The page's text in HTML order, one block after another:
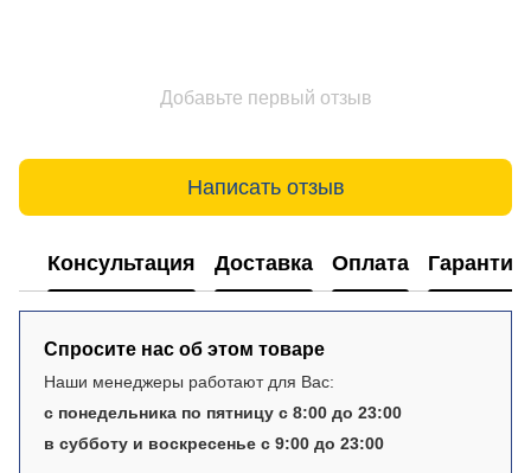
Добавьте первый отзыв
Написать отзыв
Консультация Доставка Оплата Гарантия
Спросите нас об этом товаре
Наши менеджеры работают для Вас:
с понедельника по пятницу с 8:00 до 23:00
в субботу и воскресенье с 9:00 до 23:00